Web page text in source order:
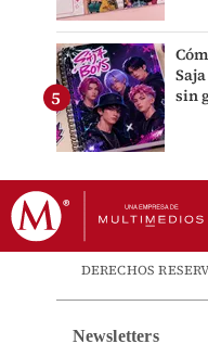
sin
DERECHOS
Newsletters